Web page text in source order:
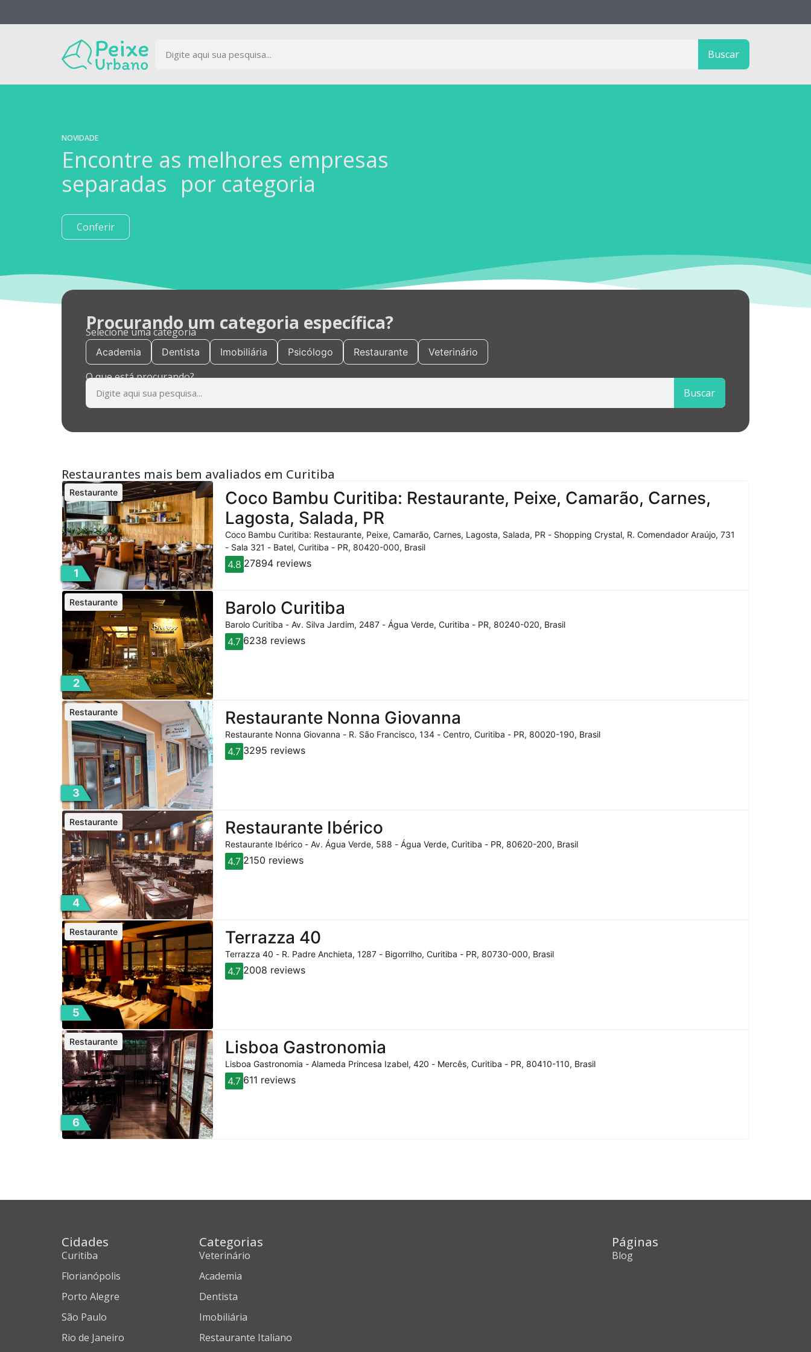
Buscar
NOVIDADE
Encontre as melhores empresas
separadas por categoria
Conferir
Procurando um categoria específica?
Selecione uma categoria
Academia Dentista Imobiliária Psicólogo Restaurante Veterinário
O que está procurando?
Buscar
Restaurantes mais bem avaliados em Curitiba
1
Coco Bambu Curitiba: Restaurante, Peixe, Camarão, Carnes,
Lagosta, Salada, PR
Restaurante
Coco Bambu Curitiba: Restaurante, Peixe, Camarão, Carnes, Lagosta, Salada, PR - Shopping Crystal, R. Comendador Araújo, 731
- Sala 321 - Batel, Curitiba - PR, 80420-000, Brasil
4.8 27894 reviews
2
Barolo Curitiba
Restaurante
Barolo Curitiba - Av. Silva Jardim, 2487 - Água Verde, Curitiba - PR, 80240-020, Brasil
4.7 6238 reviews
3
Restaurante Nonna Giovanna
Restaurante
Restaurante Nonna Giovanna - R. São Francisco, 134 - Centro, Curitiba - PR, 80020-190, Brasil
4.7 3295 reviews
4
Restaurante Ibérico
Restaurante
Restaurante Ibérico - Av. Água Verde, 588 - Água Verde, Curitiba - PR, 80620-200, Brasil
4.7 2150 reviews
5
Terrazza 40
Restaurante
Terrazza 40 - R. Padre Anchieta, 1287 - Bigorrilho, Curitiba - PR, 80730-000, Brasil
4.7 2008 reviews
6
Lisboa Gastronomia
Restaurante
Lisboa Gastronomia - Alameda Princesa Izabel, 420 - Mercês, Curitiba - PR, 80410-110, Brasil
4.7 611 reviews
Cidades
Curitiba
Florianópolis
Porto Alegre
São Paulo
Rio de Janeiro
Categorias
Veterinário
Academia
Dentista
Imobiliária
Restaurante Italiano
Páginas
Blog